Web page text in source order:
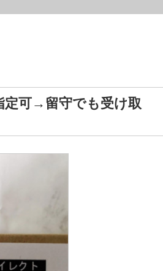
定可→留守でも受け取